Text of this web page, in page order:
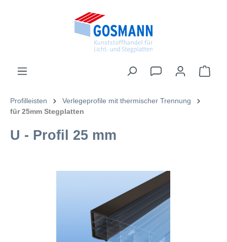
Profilleisten
Verlegeprofile mit thermischer Trennung
für 25mm Stegplatten
U - Profil 25 mm